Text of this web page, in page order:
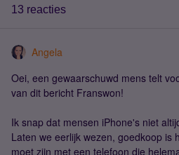
13 reacties
Angela
Oei, een gewaarschuwd mens telt
van dit bericht Franswon!
Ik snap dat mensen iPhone's niet
Laten we eerlijk wezen, goedkoop is
moet zijn met een telefoon die